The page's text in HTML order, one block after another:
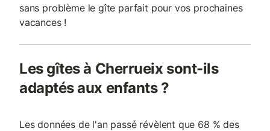
sans problème le gîte parfait pour vos prochaines
vacances !
Les gîtes à Cherrueix sont-ils
adaptés aux enfants ?
Les données de l'an passé révèlent que 68 % des